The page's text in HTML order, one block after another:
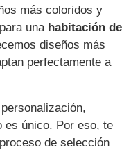
más coloridos y
una habitación de
diseños más
perfectamente a
es único. Por eso, te
de selección